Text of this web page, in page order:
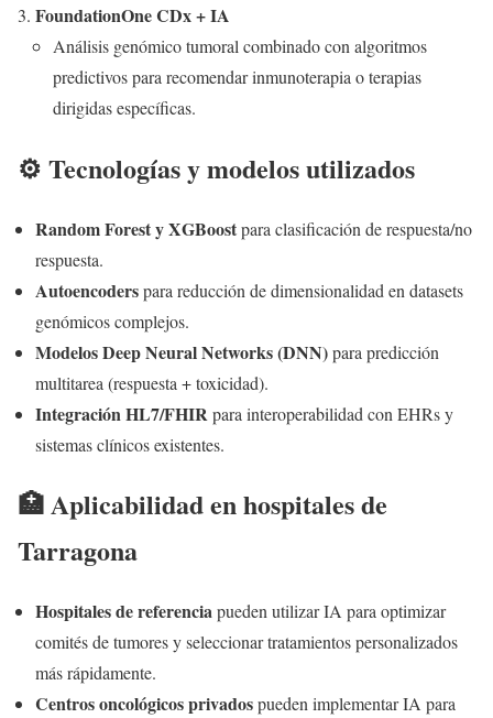
FoundationOne CDx + IA
Análisis genómico tumoral combinado con algoritmos
predictivos para recomendar inmunoterapia o terapias
dirigidas específicas.
⚙️ Tecnologías y modelos utilizados
Random Forest y XGBoostpara clasificación de respuesta/no
respuesta.
Autoencoderspara reducción de dimensionalidad en datasets
genómicos complejos.
Modelos Deep Neural Networks (DNN)para predicción
multitarea (respuesta + toxicidad).
Integración HL7/FHIR para interoperabilidad con EHRs y
sistemas clínicos existentes.
🏥 Aplicabilidad en hospitales de
Tarragona
Hospitales de referenciapueden utilizar IA para optimizar
comités de tumores y seleccionar tratamientos personalizados
más rápidamente.
Centros oncológicos privadospueden implementar IA para